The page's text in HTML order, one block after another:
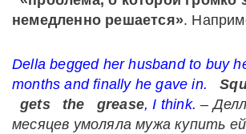
немедленно решается».
Della begged her husband to buy
months and finally he gave in.
gets
the grease,I think. –
месяцев умоляла мужа купить